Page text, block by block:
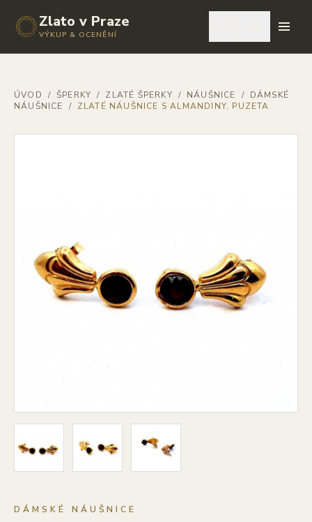
Zlato v Praze
VÝKUP & OCENĚNÍ
ÚVOD / ŠPERKY / ZLATÉ ŠPERKY / NÁUŠNICE / DÁMSKÉ
NÁUŠNICE
/ ZLATÉ NÁUŠNICE S ALMANDINY, PUZETA
DÁMSKÉ NÁUŠNICE